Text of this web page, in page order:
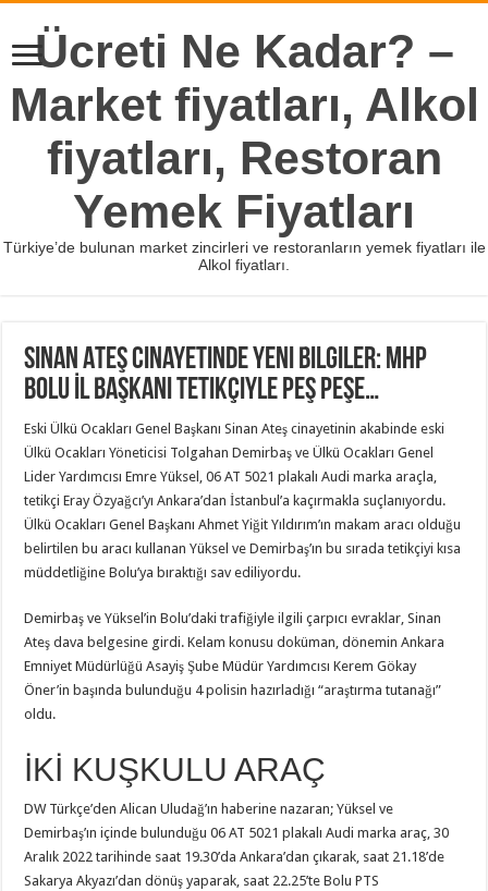
Ücreti Ne Kadar? –
Market fiyatları, Alkol
fiyatları, Restoran
Yemek Fiyatları
Türkiye’de bulunan market zincirleri ve restoranların yemek fiyatları ile
Alkol fiyatları.
Sinan Ateş cinayetinde yeni bilgiler: MHP
Bolu İl Başkanı tetikçiyle peş peşe…
Eski Ülkü Ocakları Genel Başkanı Sinan Ateş cinayetinin akabinde eski
Ülkü Ocakları Yöneticisi Tolgahan Demirbaş ve Ülkü Ocakları Genel
Lider Yardımcısı Emre Yüksel, 06 AT 5021 plakalı Audi marka araçla,
tetikçi Eray Özyağcı’yı Ankara’dan İstanbul’a kaçırmakla suçlanıyordu.
Ülkü Ocakları Genel Başkanı Ahmet Yiğit Yıldırım’ın makam aracı olduğu
belirtilen bu aracı kullanan Yüksel ve Demirbaş’ın bu sırada tetikçiyi kısa
müddetliğine Bolu’ya bıraktığı sav ediliyordu.
Demirbaş ve Yüksel’in Bolu’daki trafiğiyle ilgili çarpıcı evraklar, Sinan
Ateş dava belgesine girdi. Kelam konusu doküman, dönemin Ankara
Emniyet Müdürlüğü Asayiş Şube Müdür Yardımcısı Kerem Gökay
Öner’in başında bulunduğu 4 polisin hazırladığı “araştırma tutanağı”
oldu.
İKİ KUŞKULU ARAÇ
DW Türkçe’den Alican Uludağ’ın haberine nazaran; Yüksel ve
Demirbaş’ın içinde bulunduğu 06 AT 5021 plakalı Audi marka araç, 30
Aralık 2022 tarihinde saat 19.30’da Ankara’dan çıkarak, saat 21.18’de
Sakarya Akyazı’dan dönüş yaparak, saat 22.25’te Bolu PTS